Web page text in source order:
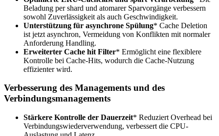
Beladung per shard und atomarer Sparvorgänge verbessern
sowohl Zuverlässigkeit als auch Geschwindigkeit.
Unterstützung für asynchrone Spülung* Cache Deletion
ist jetzt asynchron, Vermeidung von Konflikten mit normaler
Anforderung Handling.
Erweiterter Cache hit Filter* Ermöglicht eine flexiblere
Kontrolle bei Cache-Hits, wodurch die Cache-Nutzung
effizienter wird.
Verbesserung des Managements und des
Verbindungsmanagements
Stärkere Kontrolle der Dauerzeit* Reduziert Overhead bei
Verbindungswiederverwendung, verbessert die CPU-